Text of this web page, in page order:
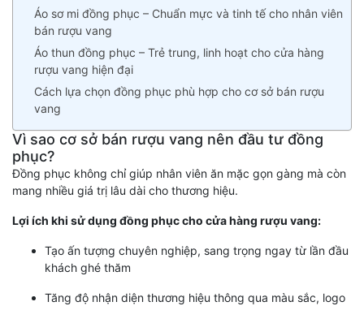
Áo sơ mi đồng phục – Chuẩn mực và tinh tế cho nhân viên
bán rượu vang
Áo thun đồng phục – Trẻ trung, linh hoạt cho cửa hàng
rượu vang hiện đại
Cách lựa chọn đồng phục phù hợp cho cơ sở bán rượu
vang
Vì sao cơ sở bán rượu vang nên đầu tư đồng
phục?
Đồng phục không chỉ giúp nhân viên ăn mặc gọn gàng mà còn
mang nhiều giá trị lâu dài cho thương hiệu.
Lợi ích khi sử dụng đồng phục cho cửa hàng rượu vang:
Tạo ấn tượng chuyên nghiệp, sang trọng ngay từ lần đầu
khách ghé thăm
Tăng độ nhận diện thương hiệu thông qua màu sắc, logo